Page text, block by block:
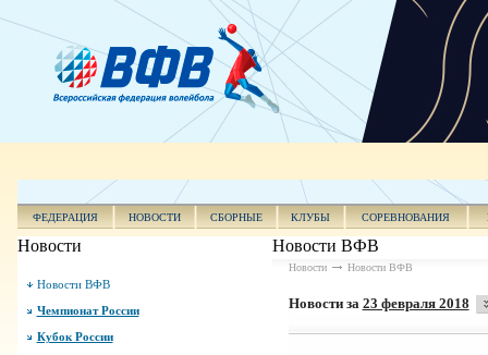
ФЕДЕРАЦИЯ НОВОСТИ СБОРНЫЕ КЛУБЫ СОРЕВНОВАНИЯ
Новости
Новости ВФВ
Чемпионат России
Кубок России
Новости ВФВ
Новости Новости ВФВ
Новости за 23 февраля 2018